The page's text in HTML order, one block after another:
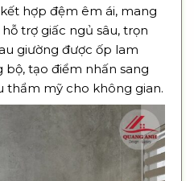
hợp đệm êm ái, mang
trợ giấc ngủ sâu, trọn
giường được ốp lam
tạo điểm nhấn sang
thẩm mỹ cho không gian.